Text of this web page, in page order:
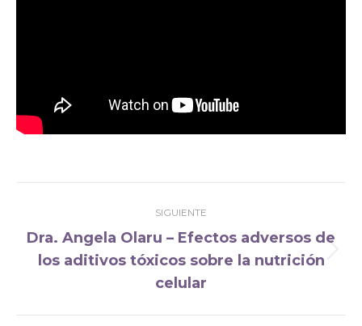
publicaciones
SIGUIENTE
Publicación
siguiente:
Dra. Angela Olaru – Efectos adversos de
los aditivos tóxicos sobre la nutrición
celular